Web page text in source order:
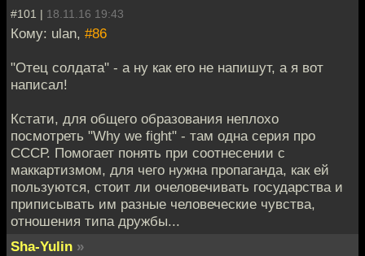
#101 | 18.11.16 19:43
Кому: ulan, #86
"Отец солдата" - а ну как его не напишут, а я вот
написал!
Кстати, для общего образования неплохо
посмотреть "Why we fight" - там одна серия про
СССР. Помогает понять при соотнесении с
маккартизмом, для чего нужна пропаганда, как ей
пользуются, стоит ли очеловечивать государства и
приписывать им разные человеческие чувства,
отношения типа дружбы...
Sha-Yulin »